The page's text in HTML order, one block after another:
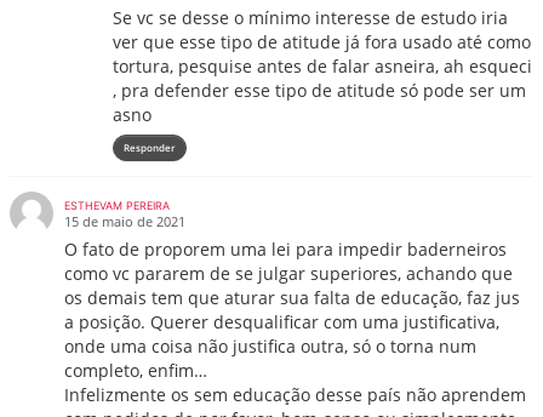
Se vc se desse o mínimo interesse de estudo iria
ver que esse tipo de atitude já fora usado até como
tortura, pesquise antes de falar asneira, ah esqueci
, pra defender esse tipo de atitude só pode ser um
asno
Responder
ESTHEVAM PEREIRA
15 de maio de 2021
O fato de proporem uma lei para impedir baderneiros
como vc pararem de se julgar superiores, achando que
os demais tem que aturar sua falta de educação, faz jus
a posição. Querer desqualificar com uma justificativa,
onde uma coisa não justifica outra, só o torna num
completo, enfim…
Infelizmente os sem educação desse país não aprendem